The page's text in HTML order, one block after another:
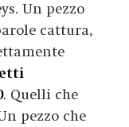
Un pezzo
cattura,
. Quelli che
pezzo che